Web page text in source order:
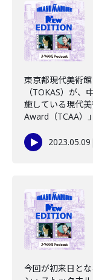
東京都現代美術
（TOKAS）が
施している現代
Award（TCAA）
2023.05.09 |
今回が初来日と